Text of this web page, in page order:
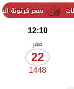
سعر كرتونة البيض في بورصة
12:10
صفر
22
1448